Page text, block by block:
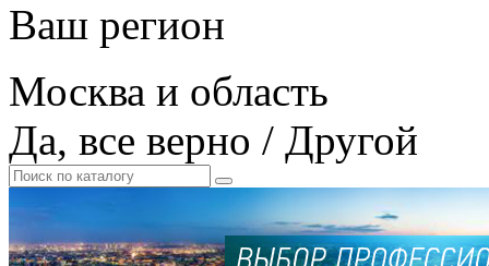
Ваш регион
Москва и область
Да, все верно / Другой